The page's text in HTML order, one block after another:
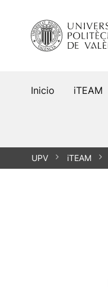
contenido
Inicio iTEAM
UPV iTEAM